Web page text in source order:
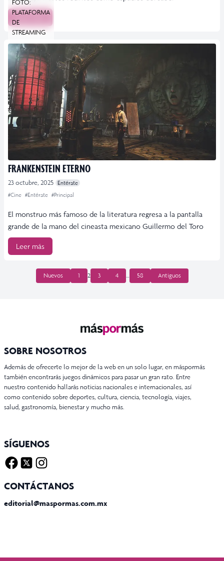
Leer más
FOTO:
PLATAFORMA
DE
STREAMING
FRANKENSTEIN ETERNO
23 octubre, 2025 Entérate
#Cine #Entérate #Principal
El monstruo más famoso de la literatura regresa a la pantalla
grande de la mano del cineasta mexicano Guillermo del Toro
Leer más
Nuevos 1 2 3 4 … 58 Antiguos
SOBRE NOSOTROS
Además de ofrecerte lo mejor de la web en un solo lugar, en máspormás
también encontrarás juegos dinámicos para pasar un gran rato. Entre
nuestro contenido hallarás noticias nacionales e internacionales, así
como contenido sobre deportes, cultura, ciencia, tecnología, viajes,
salud, gastronomía, bienestar y mucho más.
SÍGUENOS
CONTÁCTANOS
editorial@maspormas.com.mx